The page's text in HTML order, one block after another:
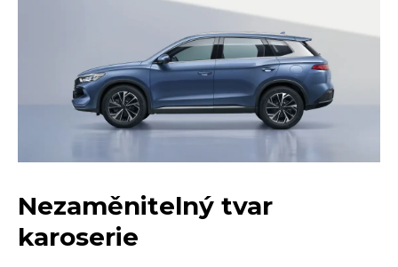
Nezaměnitelný tvar
karoserie